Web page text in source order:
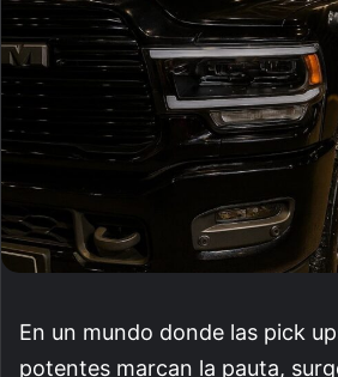
En un mundo donde las pick
potentes marcan la pauta,